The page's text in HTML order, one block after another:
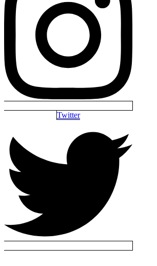
Twitter